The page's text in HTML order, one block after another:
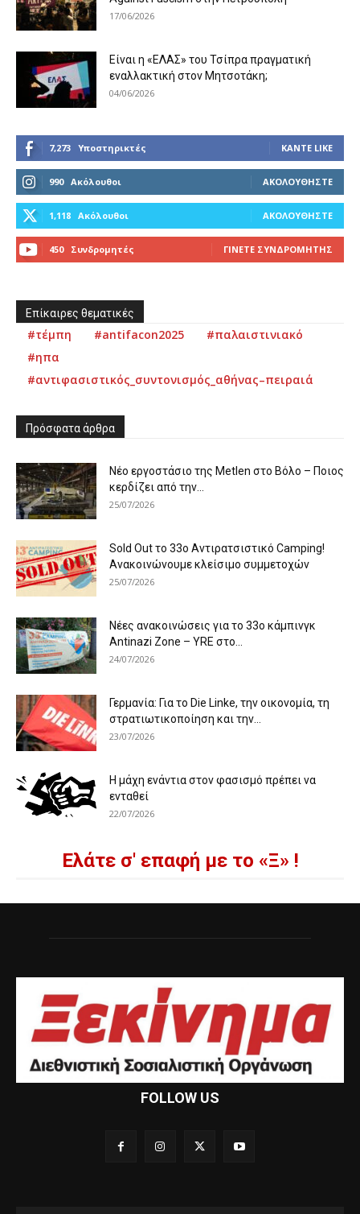
17/06/2026
Είναι η «ΕΛΑΣ» του Τσίπρα πραγματική
εναλλακτική στον Μητσοτάκη;
04/06/2026
7,273 Υποστηρικτές ΚΆΝΤΕ LIKE
990 Ακόλουθοι ΑΚΟΛΟΥΘΉΣΤΕ
1,118 Ακόλουθοι ΑΚΟΛΟΥΘΉΣΤΕ
450 Συνδρομητές ΓΊΝΕΤΕ ΣΥΝΔΡΟΜΗΤΉΣ
Επίκαιρες θεματικές
#τέμπη #antifacon2025
#παλαιστινιακό
#ηπα
#αντιφασιστικός_συντονισμός_αθήνας–πειραιά
Πρόσφατα άρθρα
Νέο εργοστάσιο της Metlen στο Βόλο – Ποιος
κερδίζει από την...
25/07/2026
Sold Out το 33ο Αντιρατσιστικό Camping!
Ανακοινώνουμε κλείσιμο συμμετοχών
25/07/2026
Νέες ανακοινώσεις για το 33ο κάμπινγκ
Antinazi Zone – YRE στο...
24/07/2026
Γερμανία: Για το Die Linke, την οικονομία, τη
στρατιωτικοποίηση και την...
23/07/2026
Η μάχη ενάντια στον φασισμό πρέπει να
ενταθεί
22/07/2026
Ελάτε σ' επαφή με το «Ξ» !
FOLLOW US